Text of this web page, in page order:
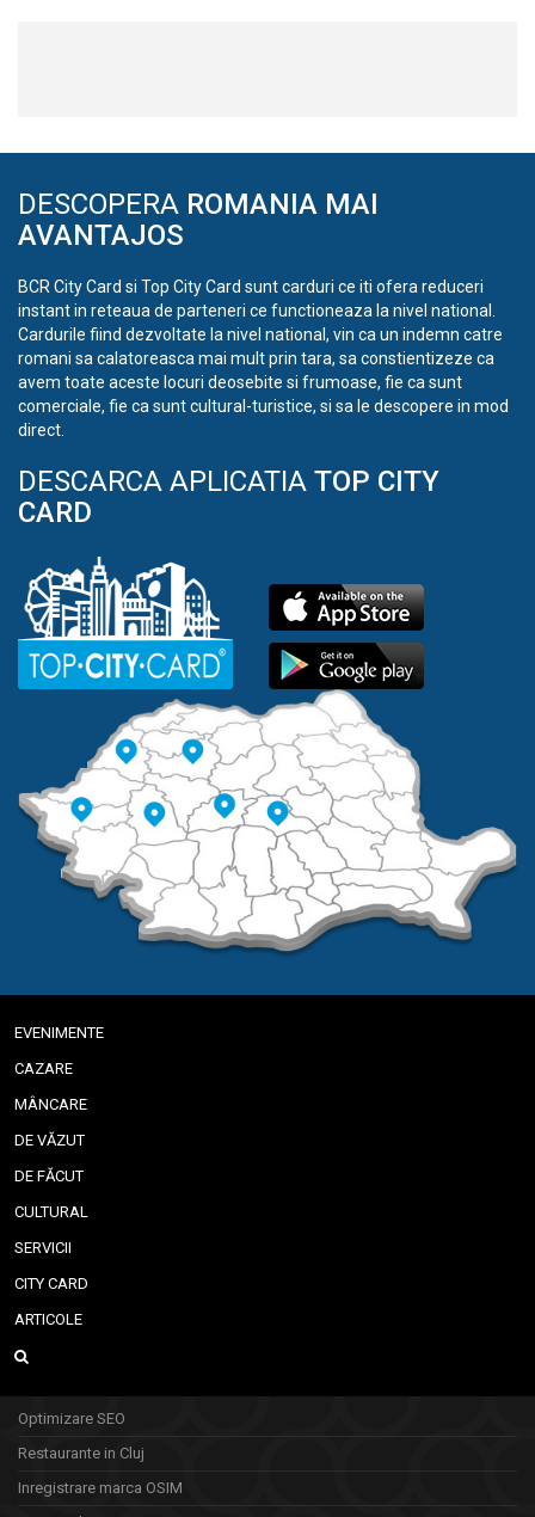
DESCOPERA ROMANIA MAI
AVANTAJOS
BCR City Card si Top City Card sunt carduri ce iti ofera reduceri
instant in reteaua de parteneri ce functioneaza la nivel national.
Cardurile fiind dezvoltate la nivel national, vin ca un indemn catre
romani sa calatoreasca mai mult prin tara, sa constientizeze ca
avem toate aceste locuri deosebite si frumoase, fie ca sunt
comerciale, fie ca sunt cultural-turistice, si sa le descopere in mod
direct.
DESCARCA APLICATIA TOP CITY
CARD
EVENIMENTE
CAZARE
MÂNCARE
DE VĂZUT
DE FĂCUT
CULTURAL
SERVICII
CITY CARD
ARTICOLE
Optimizare SEO
Restaurante in Cluj
Inregistrare marca OSIM